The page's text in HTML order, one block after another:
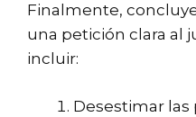
Finalmente,
una petición clara al
incluir:
Desestimar